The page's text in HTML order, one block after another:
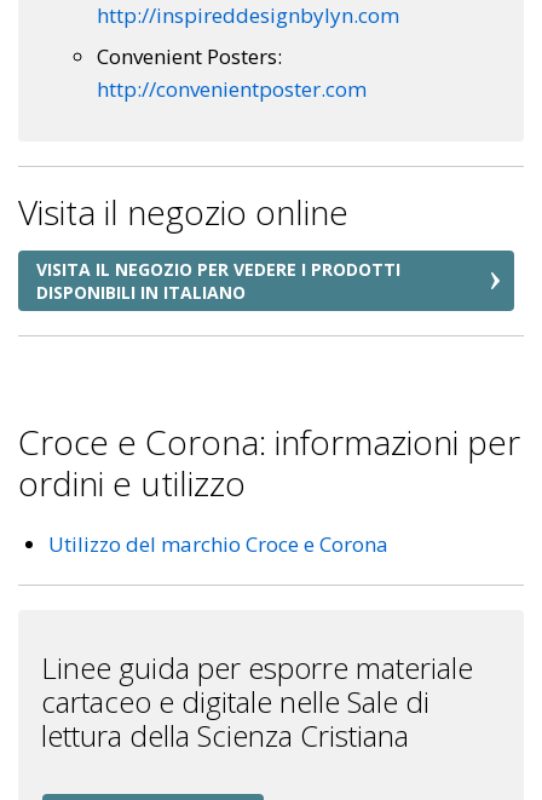
http://inspireddesignbylyn.com
Convenient Posters:
http://convenientposter.com
Visita il negozio online
VISITA IL NEGOZIO PER VEDERE I PRODOTTI
DISPONIBILI IN ITALIANO
Croce e Corona: informazioni per
ordini e utilizzo
Utilizzo del marchio Croce e Corona
Linee guida per esporre materiale
cartaceo e digitale nelle Sale di
lettura della Scienza Cristiana